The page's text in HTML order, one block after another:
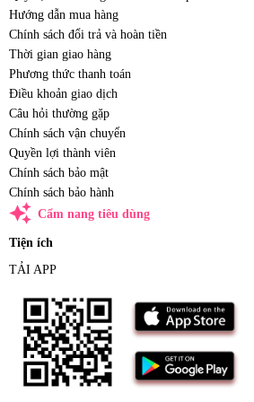
Hướng dẫn mua hàng
Chính sách đổi trả và hoàn tiền
Thời gian giao hàng
Phương thức thanh toán
Điều khoản giao dịch
Câu hỏi thường gặp
Chính sách vận chuyển
Quyền lợi thành viên
Chính sách bảo mật
Chính sách bảo hành
auto_awesome Cẩm nang tiêu dùng
Tiện ích
TẢI APP